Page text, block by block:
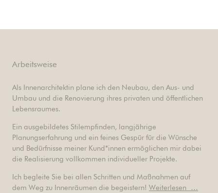
Arbeitsweise
Als Innenarchitektin plane ich den Neubau, den Aus- und
Umbau und die Renovierung ihres privaten und öffentlichen
Lebensraumes.
Ein ausgebildetes Stilempfinden, langjährige
Planungserfahrung und ein feines Gespür für die Wünsche
und Bedürfnisse meiner Kund*innen ermöglichen mir dabei
die Realisierung vollkommen individueller Projekte.
Ich begleite Sie bei allen Schritten und Maßnahmen auf
dem Weg zu Innenräumen die begeistern! Weiterlesen …